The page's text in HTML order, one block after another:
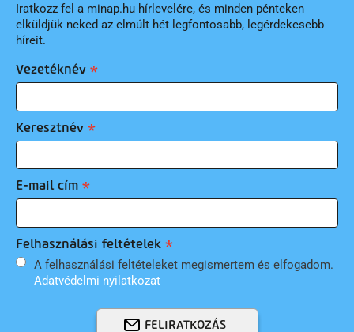
Iratkozz fel a minap.hu hírlevelére, és minden pénteken
elküldjük neked az elmúlt hét legfontosabb, legérdekesebb
híreit.
Vezetéknév
Keresztnév
E-mail cím
Felhasználási feltételek
A felhasználási feltételeket megismertem és elfogadom.
Adatvédelmi nyilatkozat
FELIRATKOZÁS